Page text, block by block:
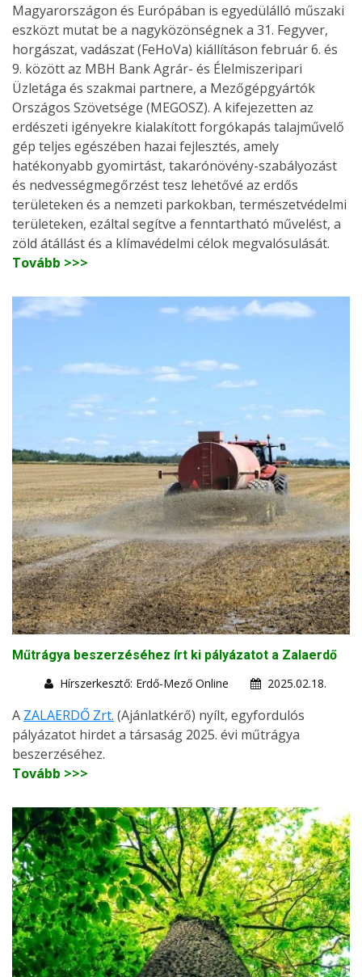
Magyarországon és Európában is egyedülálló műszaki
eszközt mutat be a nagyközönségnek a 31. Fegyver,
horgászat, vadászat (FeHoVa) kiállításon február 6. és
9. között az MBH Bank Agrár- és Élelmiszeripari
Üzletága és szakmai partnere, a Mezőgépgyártók
Országos Szövetsége (MEGOSZ). A kifejezetten az
erdészeti igényekre kialakított forgókapás talajművelő
gép teljes egészében hazai fejlesztés, amely
hatékonyabb gyomirtást, takarónövény-szabályozást
és nedvességmegőrzést tesz lehetővé az erdős
területeken és a nemzeti parkokban, természetvédelmi
területeken, ezáltal segítve a fenntartható művelést, a
zöld átállást és a klímavédelmi célok megvalósulását.
Tovább >>>
Műtrágya beszerzéséhez írt ki pályázatot a Zalaerdő
Hírszerkesztő: Erdő-Mező Online
2025.02.18.
A ZALAERDŐ Zrt. (Ajánlatkérő) nyílt, egyfordulós
pályázatot hirdet a társaság 2025. évi műtrágya
beszerzéséhez.
Tovább >>>